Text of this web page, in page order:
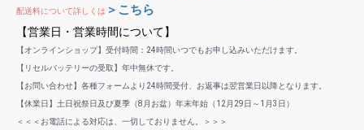
配送料について詳しくは ＞こちら
【営業日・営業時間について】
【オンラインショップ】受付時間：24時間いつでもお申し込みいただけます。
【リセルバッテリーの受取】年中無休です。
【お問い合わせ】各種フォームより24時間受付、お返事は翌営業日以降となります。
【休業日】土日祝祭日及び夏季（8月お盆）年末年始（12月29日～1月3日）
＜＜＜お電話による対応は、一切しておりません。＞＞＞